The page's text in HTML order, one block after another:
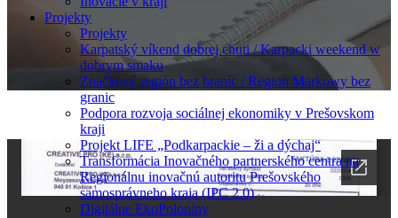
Projekty
Projekty
Karpatský víkend dobrej chuti / Karpacki weekend w
dobrym smaku
Značkový región bez hraníc / Region Markowy bez
granic
Podpora rozvoja sociálnej ekonomiky v Prešovskom
kraji
Projekt LIFE „Podkarpackie – ži a dýchaj“
Transformácia Inovačného partnerského centra na
Regionálnu inovačnú autoritu Prešovského
samosprávneho kraja (IPC 2.0)
Digitálne EkoPoloniny